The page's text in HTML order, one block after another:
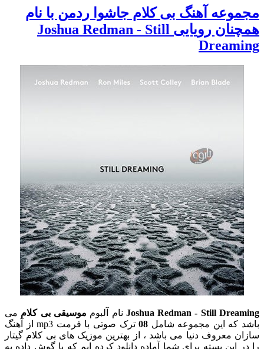
مجموعه آهنگ بی کلام جاشوا ردمن با نام
همچنان رویایی Joshua Redman - Still
Dreaming
Joshua Redman - Still Dreaming نام آلبوم موسیقی بی کلام می
باشد که این مجموعه شامل 08
ترک صوتی با فرمت mp3 از آهنگ
سازان معروف دنیا می باشد ، از بهترین موزیک های بی کلام گیتار
را در این بسته برای شما آماده دانلود کرده ایم که با گوش داده به